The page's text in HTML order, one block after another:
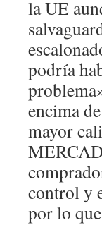
la UE
podría
encima
mayor
control y
por lo